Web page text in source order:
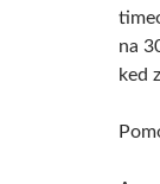
na
ked